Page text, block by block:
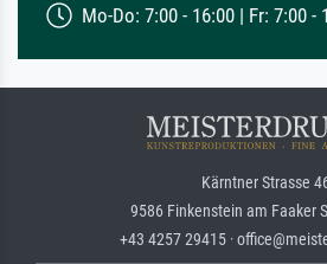
Mo-Do: 7:00 - 16:00 | Fr: 7:00 -
Kärntner Strasse
9586 Finkenstein am Faaker
+43 4257 29415 ·